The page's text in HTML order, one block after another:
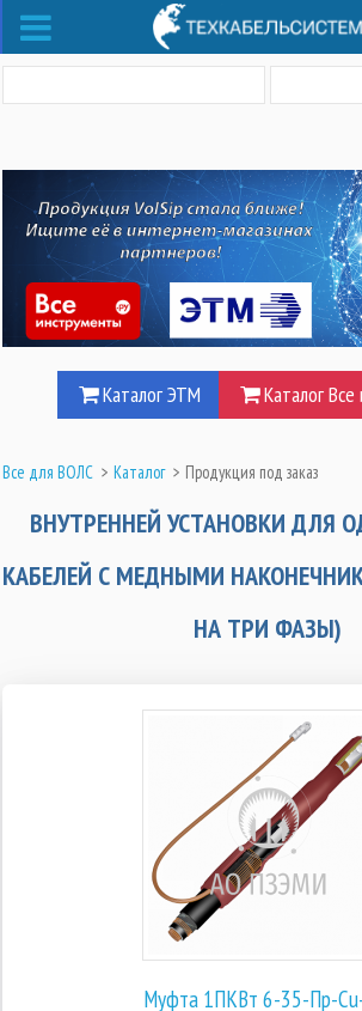
Каталог ЭТМ Каталог
Все для ВОЛС > Каталог > Продукция под заказ
ВНУТРЕННЕЙ УСТАНОВКИ ДЛЯ
КАБЕЛЕЙ С МЕДНЫМИ
НА ТРИ ФАЗЫ)
Муфта 1ПКВт 6-35-Пр-